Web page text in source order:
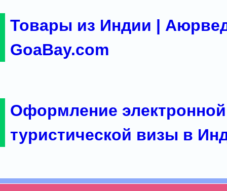
Товары из Индии |
GoaBay.com
Оформление электронной
туристической визы в